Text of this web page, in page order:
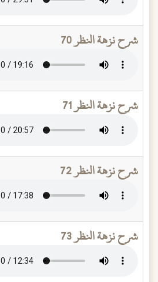
شرح نزهة النظر 70
شرح نزهة النظر 71
شرح نزهة النظر 72
شرح نزهة النظر 73